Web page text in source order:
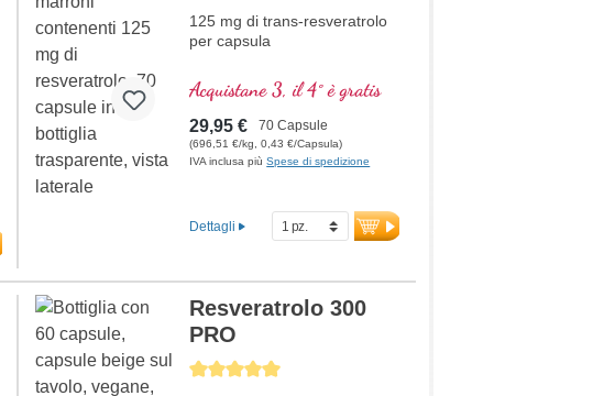
125 mg di trans-resveratrolo
per capsula
Acquistane 3, il 4° è gratis
29,95 € 70 Capsule
(696,51 €/kg, 0,43 €/Capsula)
IVA inclusa piùSpese di spedizione
Dettagli
Average rating of 5 out of 5 stars
Resveratrolo 300
PRO